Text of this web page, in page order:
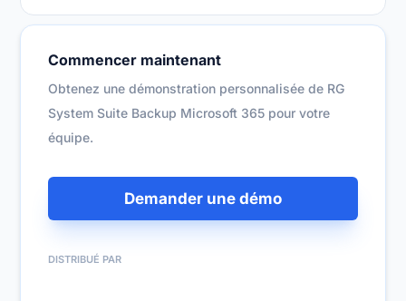
Commencer maintenant
Obtenez une démonstration personnalisée de RG
System Suite Backup Microsoft 365 pour votre
équipe.
Demander une démo
DISTRIBUÉ PAR